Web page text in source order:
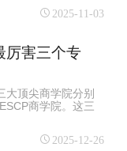
2025-11-03
厉害三个专
大顶尖商学院分别
商学院。这三
2025-12-26